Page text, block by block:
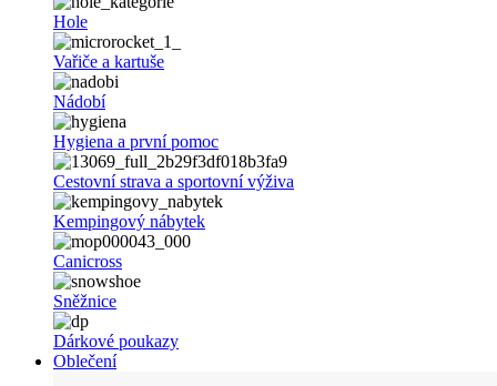
Hole
Vařiče a kartuše
Nádobí
Hygiena a první pomoc
Cestovní strava a sportovní výživa
Kempingový nábytek
Canicross
Sněžnice
Dárkové poukazy
Oblečení